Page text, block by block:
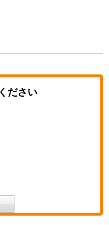
ださい